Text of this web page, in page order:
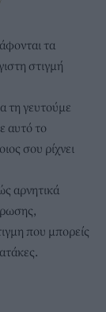
τα
στιγμή
τη γευτούμε
αυτό το
σου ρίχνει
αρνητικά
που μπορείς